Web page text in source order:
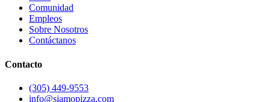
Comunidad
Empleos
Sobre Nosotros
Contáctanos
Contacto
(305) 449-9553
info@siamopizza.com